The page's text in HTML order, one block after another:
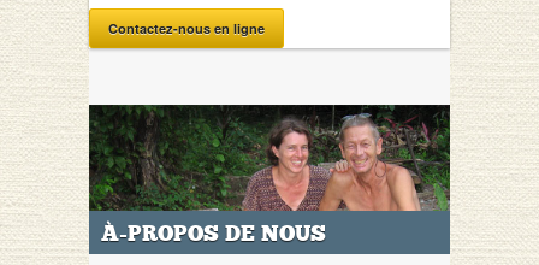
Contactez-nous en ligne
À-PROPOS DE NOUS